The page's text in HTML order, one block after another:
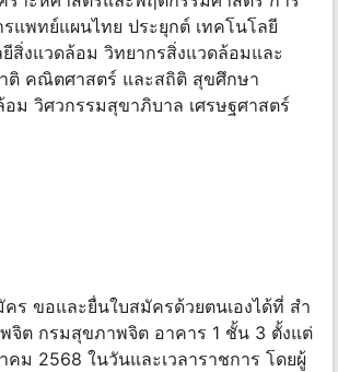
แพทย์แผนไทย ประยุกต์ เทคโนโลยี
สิ่งแวดล้อม วิทยากรสิ่งแวดล้อมและ
ติ คณิตศาสตร์ และสถิติ สุขศึกษา
ม วิศวกรรมสุขาภิบาล เศรษฐศาสตร์
ร ขอและยื่นใบสมัครด้วยตนเองได้ที่ สํา
จิต กรมสุขภาพจิต อาคาร 1 ชั้น 3 ตั้งแต่
ม 2568 ในวันและเวลาราชการ โดยผู้